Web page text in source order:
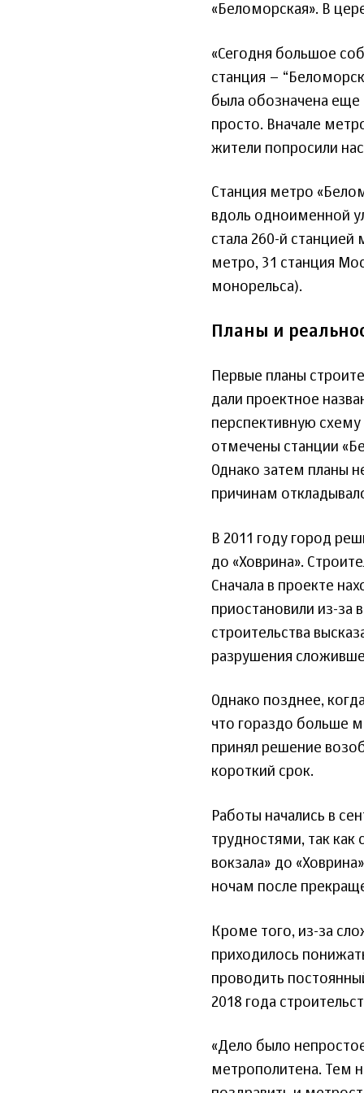
«Беломорская». В
«Сегодня большое
станция –
была обозначена еще
просто. Вначале
жители попросили
Станция метро
вдоль одноименной
стала 260-й станцией
метро, 31 станция
монорельса).
Планы и
Первые планы
дали проектное
перспективную
отмечены станции
Однако затем планы
причинам
В 2011 году город
до «Ховрина».
Сначала в проекте
приостановили из-за
строительства
разрушения
Однако позднее,
что гораздо больше
принял решение
короткий срок.
Работы начались в
трудностями, так
вокзала» до
ночам после
Кроме того, из-за
приходилось
проводить
2018 года
«Дело было
метрополитена. Тем